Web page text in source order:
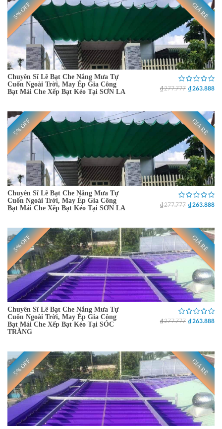
5% OFF GIÁ RẺ
Chuyên Sĩ Lẽ Bạt Che Nắng Mưa Tự
Cuốn Ngoài Trời, May Ép Gia Công
Bạt Mái Che Xếp Bạt Kéo Tại SƠN LA
₫ 277.777 ₫ 263.888
5% OFF GIÁ RẺ
Chuyên Sĩ Lẽ Bạt Che Nắng Mưa Tự
Cuốn Ngoài Trời, May Ép Gia Công
Bạt Mái Che Xếp Bạt Kéo Tại SƠN LA
₫ 277.777 ₫ 263.888
5% OFF GIÁ RẺ
Chuyên Sĩ Lẽ Bạt Che Nắng Mưa Tự
Cuốn Ngoài Trời, May Ép Gia Công
Bạt Mái Che Xếp Bạt Kéo Tại SÓC
TRĂNG
₫ 277.777 ₫ 263.888
5% OFF GIÁ RẺ